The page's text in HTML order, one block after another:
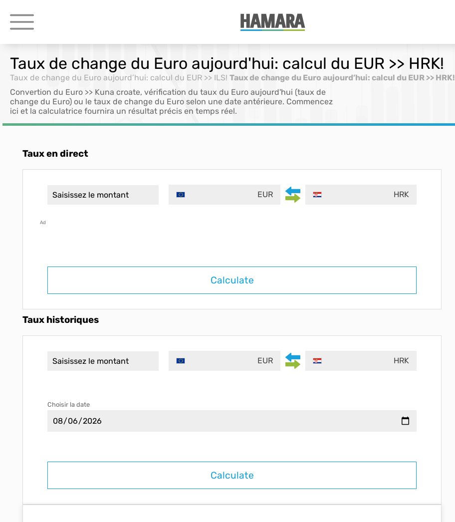
Taux de change du Euro aujourd'hui: calcul du EUR >> HRK!
Taux de change du Euro aujourd’hui: calcul du EUR >> ILS! Taux de change du Euro aujourd’hui: calcul du EUR >> HRK!
Convertion du Euro >> Kuna croate, vérification du taux du Euro aujourd'hui (taux de
change du Euro) ou le taux de change du Euro selon une date antérieure. Commencez
ici et la calculatrice fournira un résultat précis en temps réel.
Taux en direct
EUR HRK
Ad
Calculate
Taux historiques
EUR HRK
Choisir la date